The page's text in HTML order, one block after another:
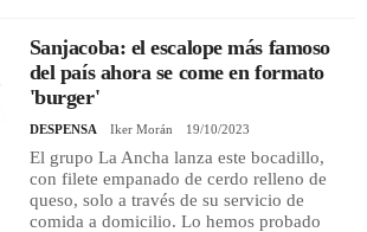
Sanjacoba: el escalope más famoso
del país ahora se come en formato
'burger'
DESPENSA Iker Morán 19/10/2023
El grupo La Ancha lanza este bocadillo,
con filete empanado de cerdo relleno de
queso, solo a través de su servicio de
comida a domicilio. Lo hemos probado